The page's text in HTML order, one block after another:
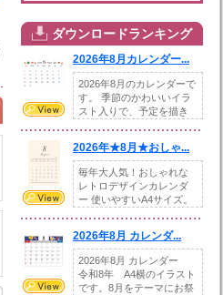
ダウンロードランキング
2026年8月カレンダー...
2026年8月のカレンダーで
す。 季節のかわいいイラ
スト入りで、予定を描き
2026年★8月★おしゃ...
毎年大人気！おしゃれな
レトロデザインカレンダ
ー 使いやすいA4サイズ。
2026年8月 カレンダ...
2026年8月 カレンダー
令和8年 A4横のイラスト
です。8月をテーマにお祭